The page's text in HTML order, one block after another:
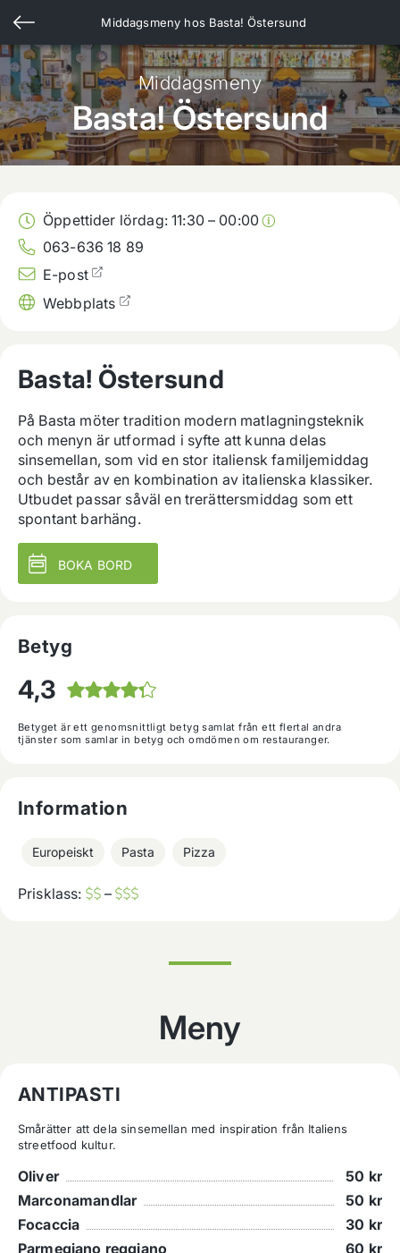
Middagsmeny hos Basta! Östersund
Middagsmeny
Basta! Östersund
Öppettider lördag:11:30– 00:00
063-636 18 89
E-post
Webbplats
Basta! Östersund
På Basta möter tradition modern matlagningsteknik
och menyn är utformad i syfte att kunna delas
sinsemellan, som vid en stor italiensk familjemiddag
och består av en kombination av italienska klassiker.
Utbudet passar såväl en trerättersmiddag som ett
spontant barhäng.
BOKA BORD
Betyg
4,3
Betyget är ett genomsnittligt betyg samlat från ett flertal andra
tjänster som samlar in betyg och omdömen om restauranger.
Information
Europeiskt Pasta Pizza
Prisklass: –
Meny
ANTIPASTI
Smårätter att dela sinsemellan med inspiration från Italiens
streetfood kultur.
Oliver 50 kr
Marconamandlar
50 kr
Focaccia
30 kr
Parmegiano reggiano
60 kr